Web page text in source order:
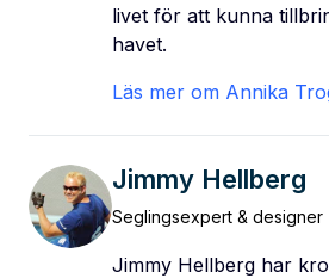
livet för att kunna
havet.
Läs mer om Annika
Jimmy Hellberg
Seglingsexpert & designer
Jimmy Hellberg har